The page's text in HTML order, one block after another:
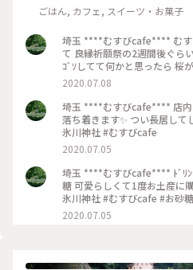
ごはん, カフェ, スイーツ・お菓子
埼玉 ****むすびcafe**** むすびcafeの桜がどうしても欲しく
て 良縁祈願祭の2週間後ぐらいに再び✨ 夜寝
ｺﾞｿしてて何かと思ったら 桜
そのあともかなり長い間綺麗に咲い
越 #むすびcafe #むすびカフェ
2020.07.08
埼玉 ****むすびcafe**** 店内の装飾もとてもｵｼｬﾚで取っても
落ち着きます✨ つい長居してしまいます
氷川神社 #むすびcafe
2020.07.05
埼玉 ****むすびcafe**** ﾄﾞﾘﾝｸを頼むとｻｰﾌﾞされる紅白のお砂
糖 可愛らしくて1度お土産に購入しました
氷川神社 #むすびcafe #お砂糖
2020.07.05